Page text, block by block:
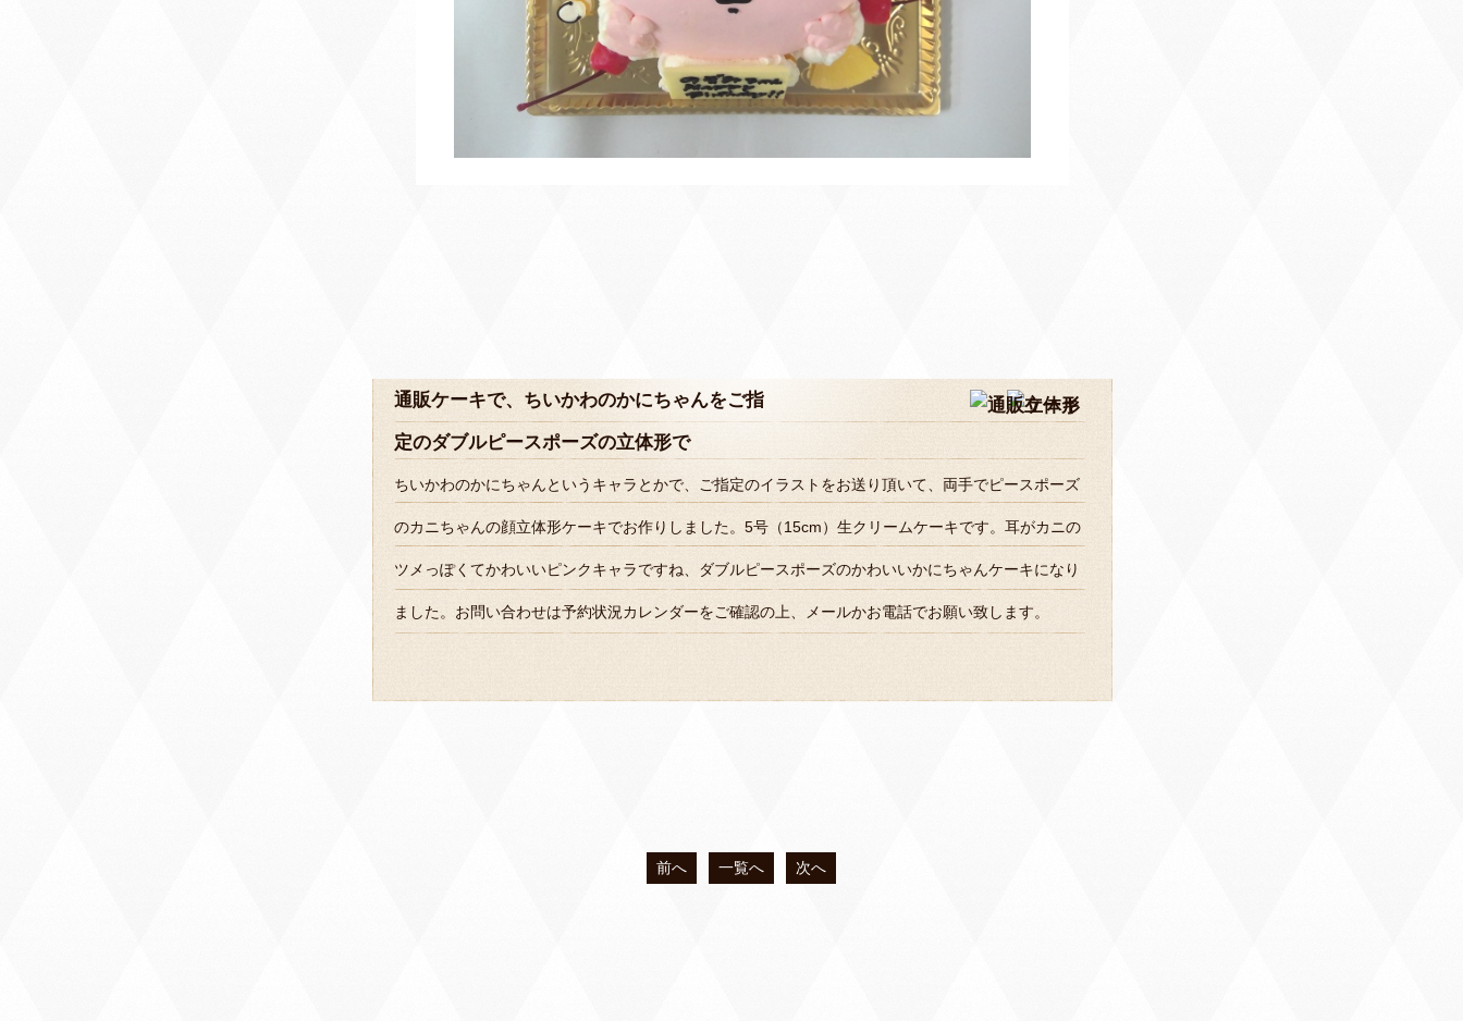
通販ケーキで、ちいかわのかにちゃんをご指
定のダブルピースポーズの立体形で
ちいかわのかにちゃんというキャラとかで、ご指定のイラストをお送り頂いて、両手でピースポーズ
のカニちゃんの顔立体形ケーキでお作りしました。5号（15cm）生クリームケーキです。耳がカニの
ツメっぽくてかわいいピンクキャラですね、ダブルピースポーズのかわいいかにちゃんケーキになり
ました。お問い合わせは予約状況カレンダーをご確認の上、メールかお電話でお願い致します。
前へ 一覧へ 次へ